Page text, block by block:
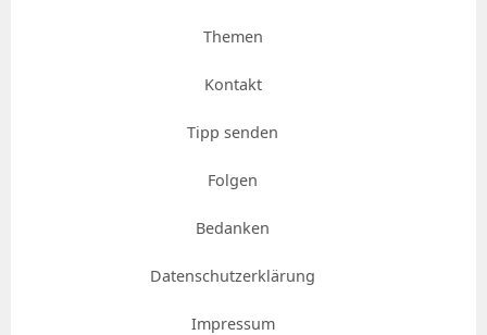
Themen
Kontakt
Tipp senden
Folgen
Bedanken
Datenschutzerklärung
Impressum